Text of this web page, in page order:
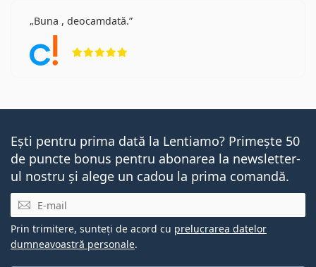
Buna , deocamdată.
Ești pentru prima dată la Lentiamo? Primește 50
de puncte bonus pentru abonarea la newsletter-
ul nostru și alege un cadou la prima comandă.
E-mail
Prin trimitere, sunteți de acord cu prelucrarea datelor
dumneavoastră personale.